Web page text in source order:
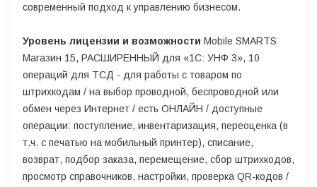
современный подход к управлению бизнесом.
Уровень лицензии и возможности Mobile SMARTS
Магазин 15, РАСШИРЕННЫЙ для «1С: УНФ 3», 10
операций для ТСД - для работы с товаром по
штрихкодам / на выбор проводной, беспроводной или
обмен через Интернет / есть ОНЛАЙН / доступные
операции: поступление, инвентаризация, переоценка (в
т.ч. с печатью на мобильный принтер), списание,
возврат, подбор заказа, перемещение, сбор штрихкодов,
просмотр справочников, настройки, проверка QR-кодов /